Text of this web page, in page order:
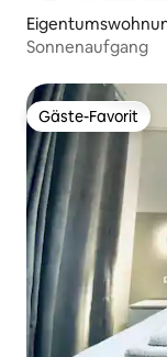
Sonnenaufgang
Gäste-Favorit
Gäste-Favorit